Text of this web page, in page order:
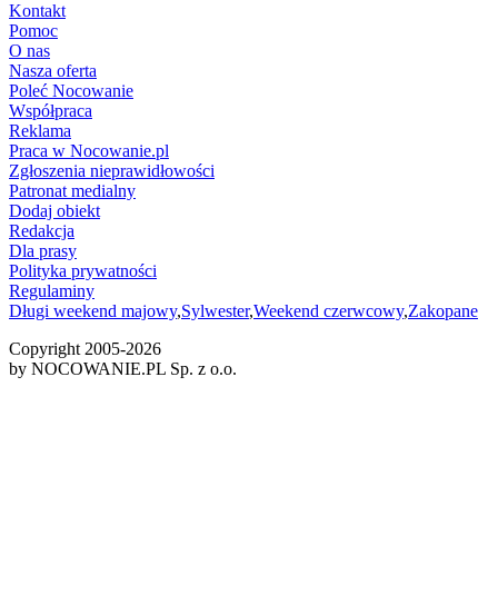
Kontakt
Pomoc
O nas
Nasza oferta
Poleć Nocowanie
Współpraca
Reklama
Praca w Nocowanie.pl
Zgłoszenia nieprawidłowości
Patronat medialny
Dodaj obiekt
Redakcja
Dla prasy
Polityka prywatności
Regulaminy
Długi weekend majowy,Sylwester,Weekend czerwcowy,Zakopane
Copyright 2005-2026
by NOCOWANIE.PL Sp. z o.o.